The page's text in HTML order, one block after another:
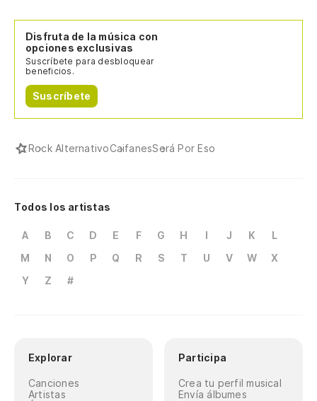
Disfruta de la música con
opciones exclusivas
Suscríbete para desbloquear
beneficios.
Suscríbete
Rock AlternativoCaifanesSerá Por Eso
Todos los artistas
A B C D E F G H I J K
L
M
N O P Q R S T U V W
X
Y
Z #
Explorar
Canciones
Artistas
Participa
Crea tu perfil musical
Envía álbumes